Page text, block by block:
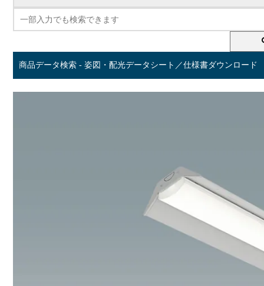
商品データ検索 - 姿図・配光データシート／仕様書ダウンロード